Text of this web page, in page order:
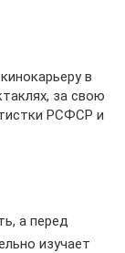
в
за свою
РСФСР и
а перед
изучает